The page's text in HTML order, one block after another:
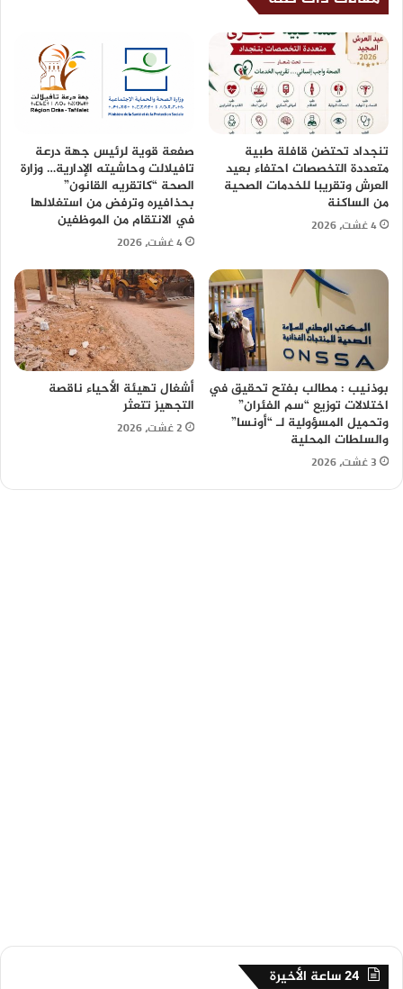
تنجداد تحتضن قافلة طبية
متعددة التخصصات احتفاء بعيد
العرش وتقريبا للخدمات الصحية
من الساكنة
4 غشت، 2026
صفعة قوية لرئيس جهة درعة
تافيلالت وحاشيته الإدارية… وزارة
الصحة “كاتقريه القانون”
بحذافيره وترفض من استغلالها
في الانتقام من الموظفين
4 غشت، 2026
بوذنيب : مطالب بفتح تحقيق في
اختلالات توزيع “سم الفئران”
وتحميل المسؤولية لـ “أونسا”
والسلطات المحلية
3 غشت، 2026
أشغال تهيئة الأحياء ناقصة
التجهيز تتعثر
2 غشت، 2026
24 ساعة الأخيرة